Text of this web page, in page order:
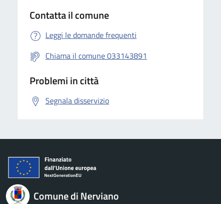
Contatta il comune
Leggi le domande frequenti
Chiama il comune 033143891
Problemi in città
Segnala disservizio
Comune di Nerviano